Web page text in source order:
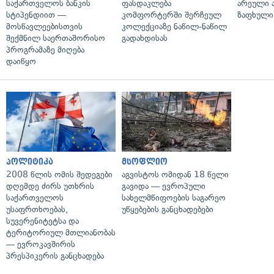
საქართველოს ბანკის
სტიპენდიით —
მოსწავლეებისთვის
შექმნილ საერთაშორისო
პროგრამაზე მიღება
დაიწყო
ფასდაკლება
კომფორტერში შერჩეულ
კოლექციაზე ნაწილ-ნაწილ
გადახდისას
არეული
პოლიტიკა
2008 წლის ომის შედეგები
დღემდე ძირს უთხრის
საქართველოს
უსაფრთხოებას,
სუვერენიტეტსა და
ტერიტორიულ მთლიანობას
— ევროკავშირის
პრესპიკერის განცხადება
მსოფლიო
აგვისტოს ომიდან 18 წელი
გავიდა — ევროპული
სახელმწიფოების საგარეო
უწყებების განცხადებები